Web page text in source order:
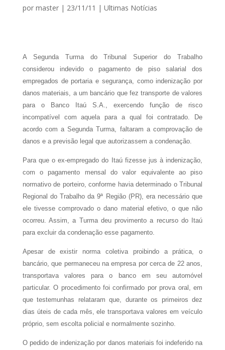
por master| 23/11/11 | Ultimas Notícias
A Segunda Turma do Tribunal Superior do Trabalho
considerou indevido o pagamento de piso salarial dos
empregados de portaria e segurança, como indenização por
danos materiais, a um bancário que fez transporte de valores
para o Banco Itaú S.A., exercendo função de risco
incompatível com aquela para a qual foi contratado. De
acordo com a Segunda Turma, faltaram a comprovação de
danos e a previsão legal que autorizassem a condenação.
Para que o ex-empregado do Itaú fizesse jus à indenização,
com o pagamento mensal do valor equivalente ao piso
normativo de porteiro, conforme havia determinado o Tribunal
Regional do Trabalho da 9ª Região (PR), era necessário que
ele tivesse comprovado o dano material efetivo, o que não
ocorreu. Assim, a Turma deu provimento a recurso do Itaú
para excluir da condenação esse pagamento.
Apesar de existir norma coletiva proibindo a prática, o
bancário, que permaneceu na empresa por cerca de 22 anos,
transportava valores para o banco em seu automóvel
particular. O procedimento foi confirmado por prova oral, em
que testemunhas relataram que, durante os primeiros dez
dias úteis de cada mês, ele transportava valores em veículo
próprio, sem escolta policial e normalmente sozinho.
O pedido de indenização por danos materiais foi indeferido na